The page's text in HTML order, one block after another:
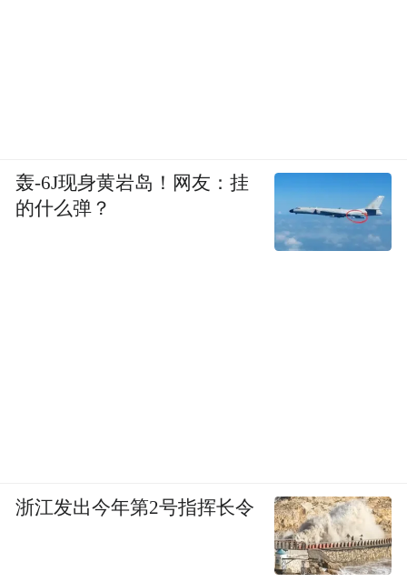
轰-6J现身黄岩岛！网友：挂
的什么弹？
浙江发出今年第2号指挥长令